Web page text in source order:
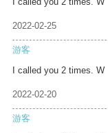
2022-02-25
游客
I called you 2 times. W
2022-02-20
游客